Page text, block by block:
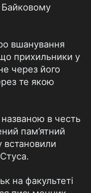
Байковому
вшанування
прихильники у
через його
те якою
названою в честь
пам’ятний
встановили
на факультеті